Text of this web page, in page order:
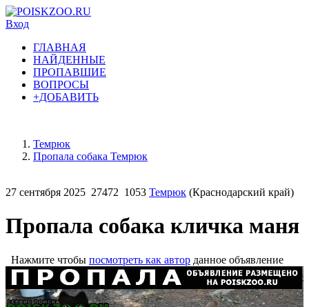
Вход
ГЛАВНАЯ
НАЙДЕННЫЕ
ПРОПАВШИЕ
ВОПРОСЫ
+ДОБАВИТЬ
Темрюк
Пропала собака Темрюк
27 сентября 2025 27472 1053 Темрюк (Краснодарский край)
Пропала собака кличка маня
Нажмите чтобы посмотреть как автор данное объявление